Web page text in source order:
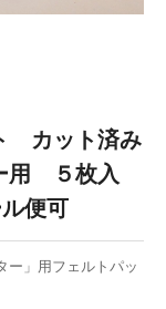
カット済み
用 ５枚入
便可
ー」用フェルトパッ